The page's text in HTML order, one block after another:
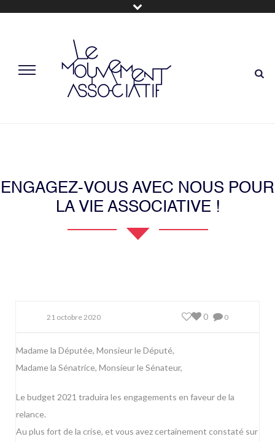
ENGAGEZ-VOUS AVEC NOUS POUR
LA VIE ASSOCIATIVE !
21 octobre 2020 0
0
Madame la Députée, Monsieur le Député,
Madame la Sénatrice, Monsieur le Sénateur,
Le budget 2021 traduira les engagements en faveur de la
relance.
Au plus fort de la crise, et vous avez certainement constaté sur